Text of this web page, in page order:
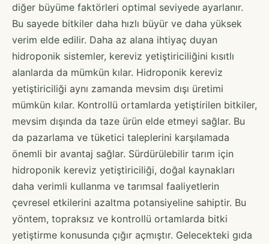
diğer büyüme faktörleri optimal seviyede ayarlanır.
Bu sayede bitkiler daha hızlı büyür ve daha yüksek
verim elde edilir. Daha az alana ihtiyaç duyan
hidroponik sistemler, kereviz yetiştiriciliğini kısıtlı
alanlarda da mümkün kılar. Hidroponik kereviz
yetiştiriciliği aynı zamanda mevsim dışı üretimi
mümkün kılar. Kontrollü ortamlarda yetiştirilen bitkiler,
mevsim dışında da taze ürün elde etmeyi sağlar. Bu
da pazarlama ve tüketici taleplerini karşılamada
önemli bir avantaj sağlar. Sürdürülebilir tarım için
hidroponik kereviz yetiştiriciliği, doğal kaynakları
daha verimli kullanma ve tarımsal faaliyetlerin
çevresel etkilerini azaltma potansiyeline sahiptir. Bu
yöntem, topraksız ve kontrollü ortamlarda bitki
yetiştirme konusunda çığır açmıştır. Gelecekteki gıda